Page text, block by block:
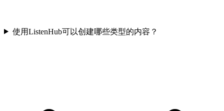
使用ListenHub可以创建哪些类型的内容？